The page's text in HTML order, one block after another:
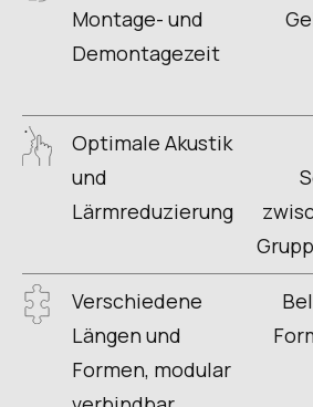
Montage- und
Demontagezeit
Optimale Akustik
und
Lärmreduzierung
Verschiedene
Längen und
Formen, modular